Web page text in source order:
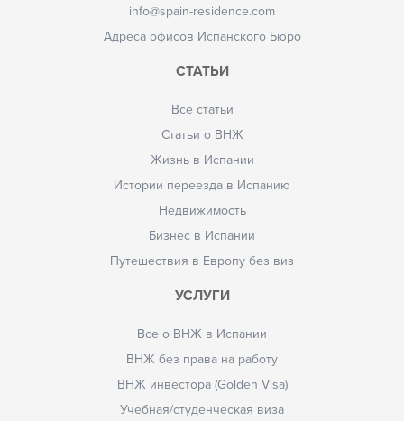
info@spain-residence.com
Адреса офисов Испанского Бюро
СТАТЬИ
Все статьи
Статьи о ВНЖ
Жизнь в Испании
Истории переезда в Испанию
Недвижимость
Бизнес в Испании
Путешествия в Европу без виз
УСЛУГИ
Все о ВНЖ в Испании
ВНЖ без права на работу
ВНЖ инвестора (Golden Visa)
Учебная/студенческая виза